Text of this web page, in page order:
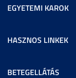
EGYETEMI KAROK
HASZNOS LINKEK
BETEGELLÁTÁS